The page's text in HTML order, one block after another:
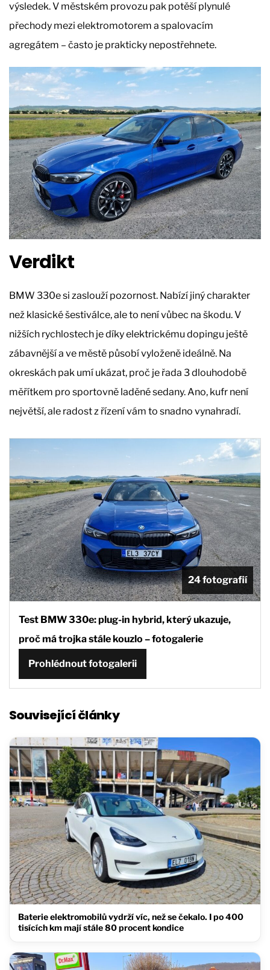
výsledek. V městském provozu pak potěší plynulé
přechody mezi elektromotorem a spalovacím
agregátem – často je prakticky nepostřehnete.
Verdikt
BMW 330e si zaslouží pozornost. Nabízí jiný charakter
než klasické šestiválce, ale to není vůbec na škodu. V
nižších rychlostech je díky elektrickému dopingu ještě
zábavnější a ve městě působí vyloženě ideálně. Na
okreskách pak umí ukázat, proč je řada 3 dlouhodobě
měřítkem pro sportovně laděné sedany. Ano, kufr není
největší, ale radost z řízení vám to snadno vynahradí.
24 fotografií
Test BMW 330e: plug-in hybrid, který ukazuje,
proč má trojka stále kouzlo – fotogalerie
Prohlédnout fotogalerii
Související články
Baterie elektromobilů vydrží víc, než se čekalo. I po 400
tisících km mají stále 80 procent kondice